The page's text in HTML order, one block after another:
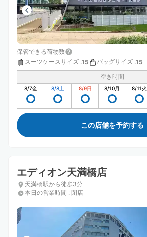
保管できる荷物数
スーツケースサイズ :15 バッグサイズ :15
空き時間
8/7金 8/8土 8/9日 8/10月 8/11火
この店舗を予約する
エディオン天満橋店
天満橋駅から徒歩3分
本日の営業時間 : 閉店